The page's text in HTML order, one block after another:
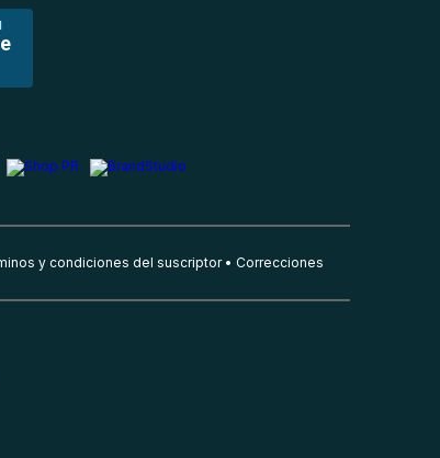
y condiciones del suscriptor Correcciones